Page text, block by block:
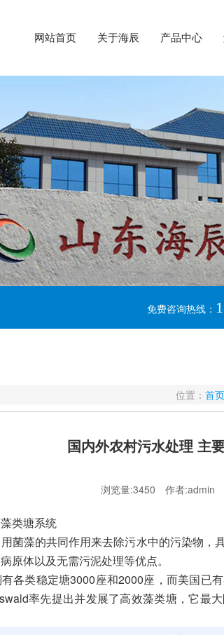
网站首页 关于海辰 产品中心
免费咨询热线：
位置： 首页
国内外农村污水处理 主
浏览量:3450 作者:admin
类塘系统
菌藻的共同作用来去除污水中的污染物
原体以及无需污泥处理等优点。
各类稳定塘3000座和2000座，而美国已
率先提出并发展了高效藻类塘，它最